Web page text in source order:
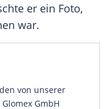
er ein Foto,
war.
von unserer
GmbH